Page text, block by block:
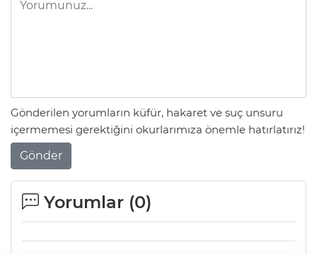
Gönderilen yorumların küfür, hakaret ve suç unsuru
içermemesi gerektiğini okurlarımıza önemle hatırlatırız!
Gönder
Yorumlar (0)